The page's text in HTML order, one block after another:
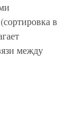
в
между